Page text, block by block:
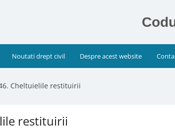
Noutati drept civil Despre acest website
Cheltuielile restituirii
restituirii